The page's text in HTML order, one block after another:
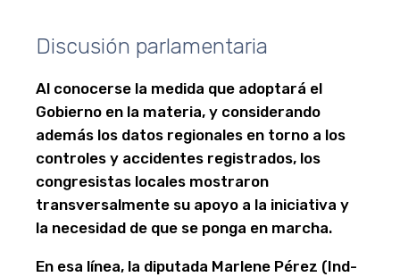
Discusión parlamentaria
Al conocerse la medida que adoptará el
Gobierno en la materia, y considerando
además los datos regionales en torno a los
controles y accidentes registrados, los
congresistas locales mostraron
transversalmente su apoyo a la iniciativa y
la necesidad de que se ponga en marcha.
En esa línea, la diputada Marlene Pérez (Ind-